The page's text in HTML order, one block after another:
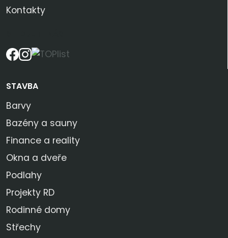
Kontakty
STAVBA
Barvy
Bazény a sauny
Finance a reality
Okna a dveře
Podlahy
Projekty RD
Rodinné domy
Střechy